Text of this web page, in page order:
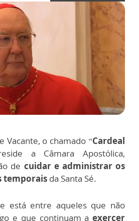
Vacante, o chamado “Cardeal
a Câmara Apostólica,
de cuidar e administrar os
temporais da Santa Sé.
está entre aqueles que não
e que continuam a exercer